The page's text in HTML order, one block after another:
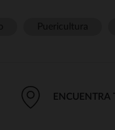
ENCUENTRA